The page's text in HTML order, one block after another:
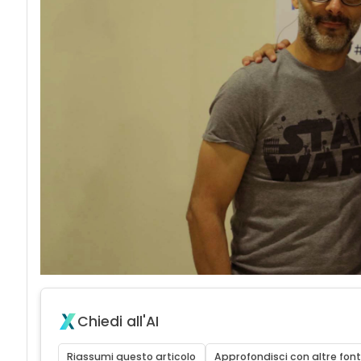
Chiedi all'AI
Riassumi questo articolo Approfondisci con altre